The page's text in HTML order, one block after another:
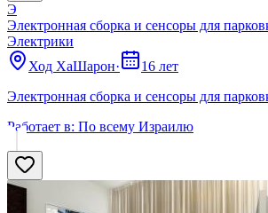
Э
Электронная сборка и сенсоры для
Электрики
Ход ХаШарон·
16 лет
Электронная сборка и сенсоры для
Работает в: По всему Израилю